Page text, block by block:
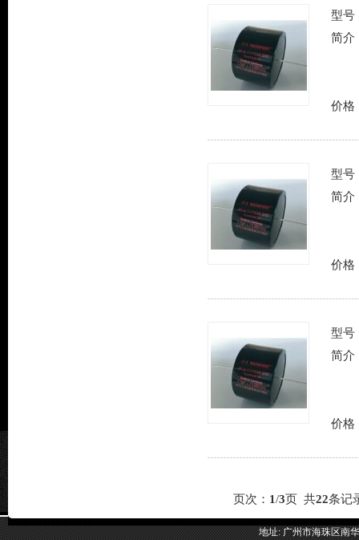
型号
简介
价格
型号
简介
价格
型号
简介
价格
页次： 1/3页 共22条记
地址: 广州市海珠区南